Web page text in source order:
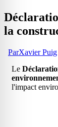
la
ParXavier Puig
Le
l'impact